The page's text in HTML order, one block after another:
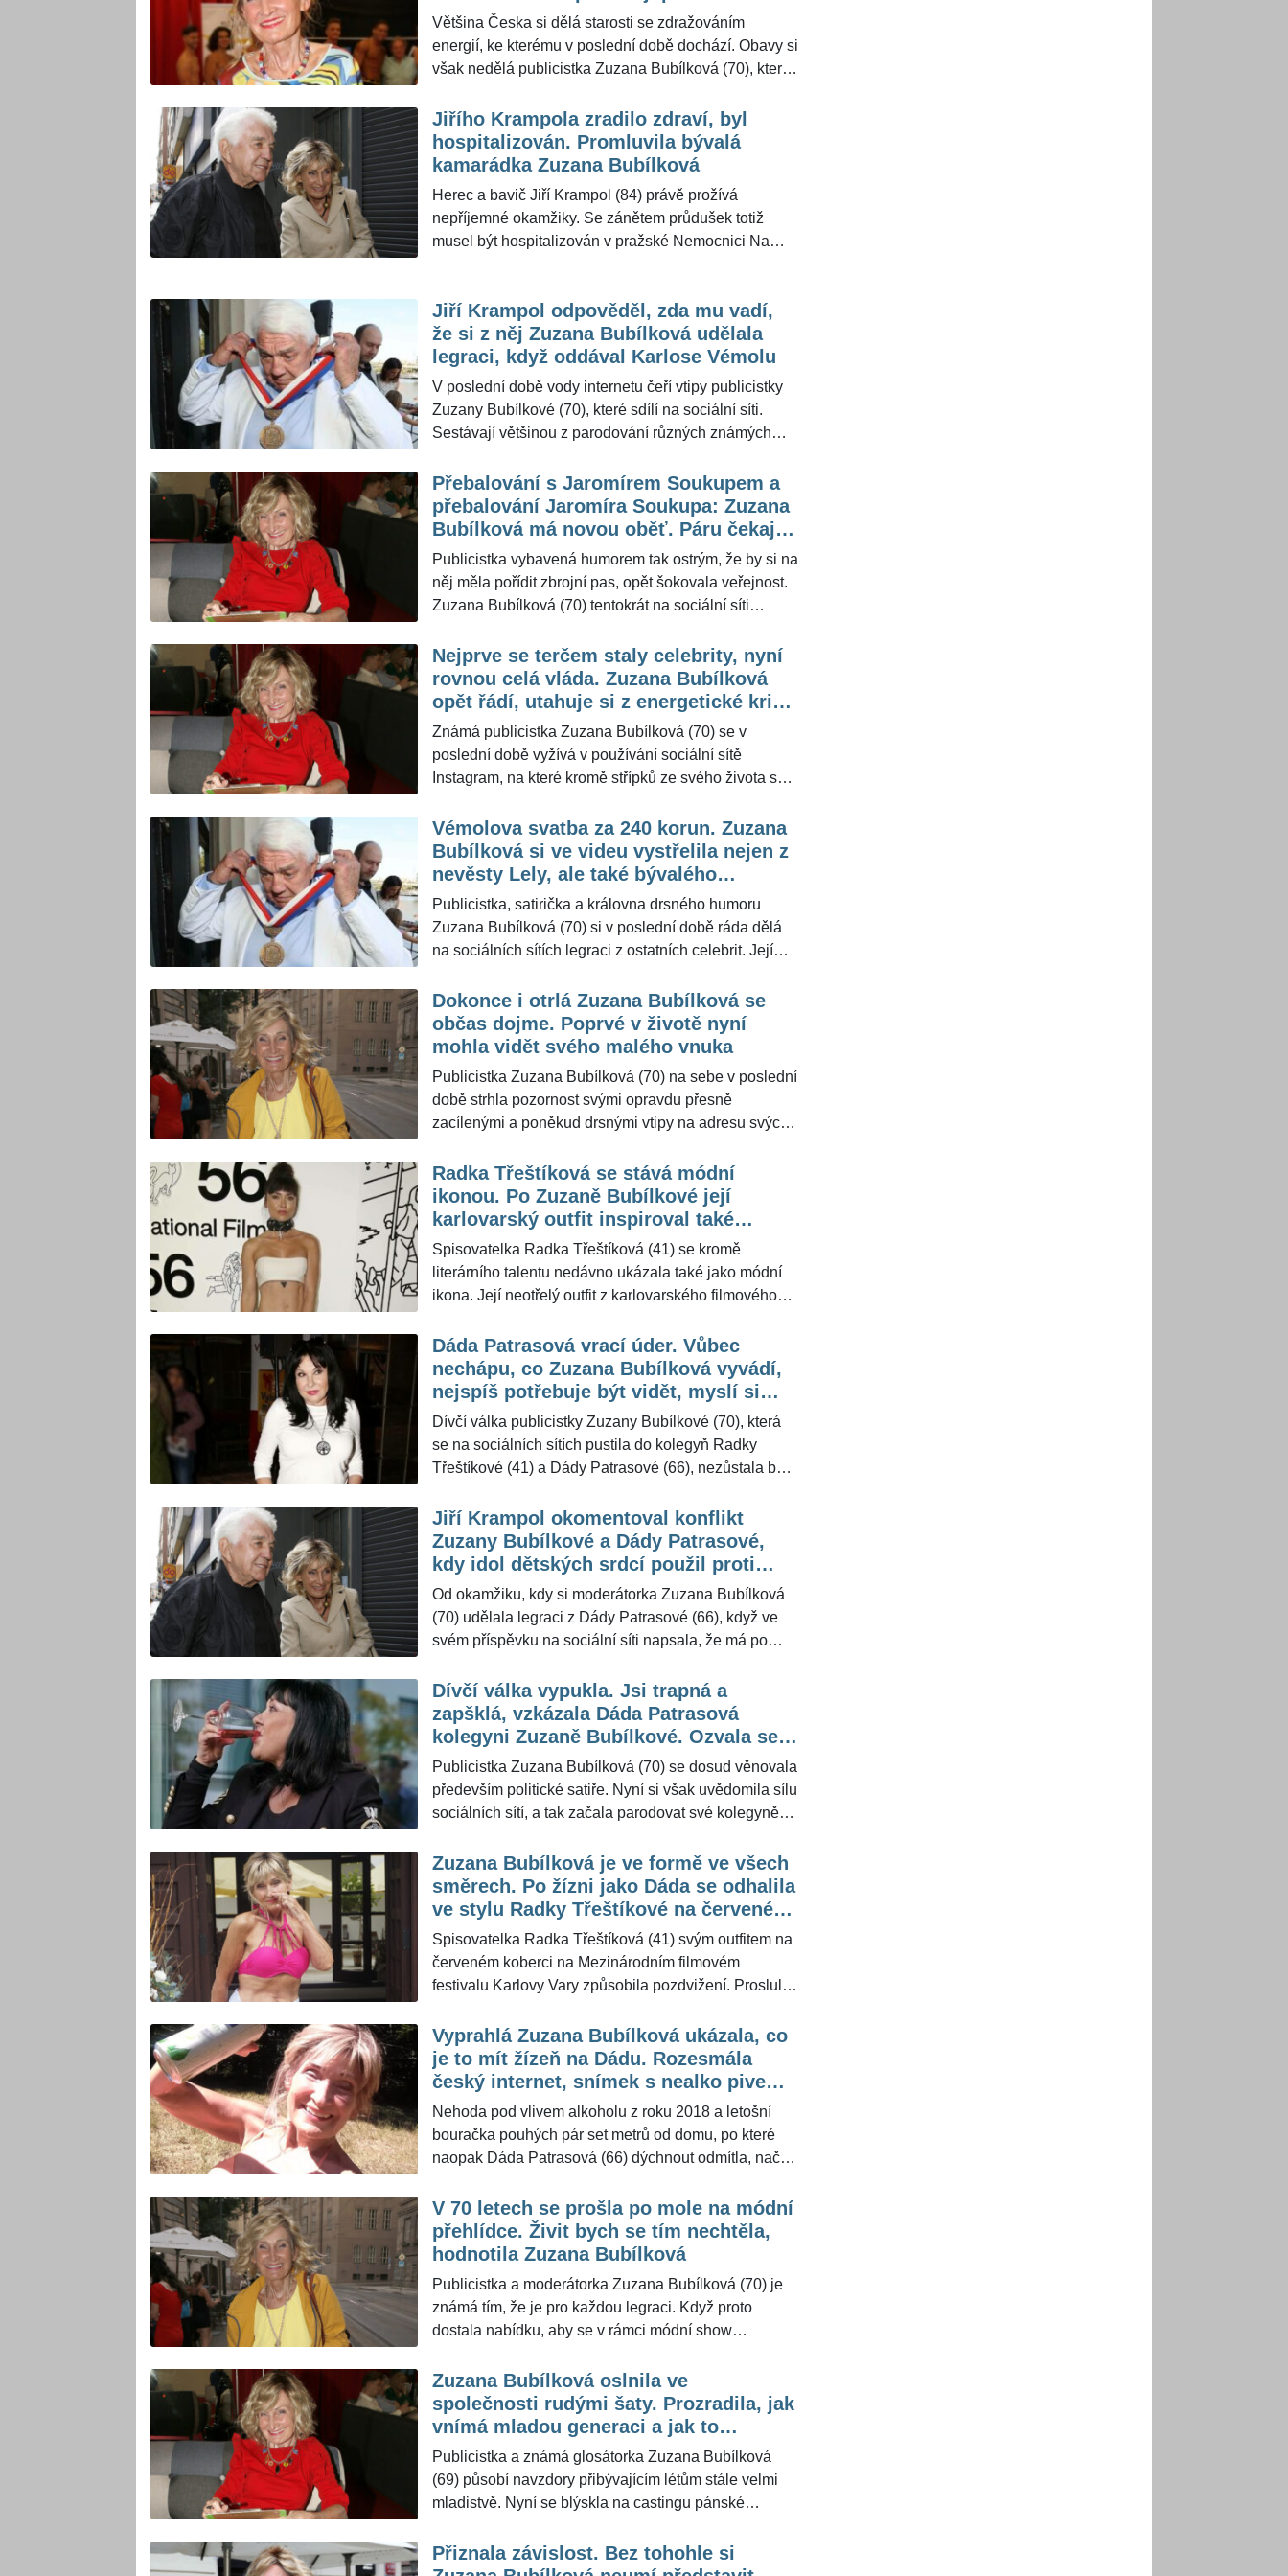
jednoduché opatření
Většina Česka si dělá starosti se zdražováním
energií, ke kterému v poslední době dochází. Obavy si
však nedělá publicistka Zuzana Bubílková (70), které
několik stokorun, nejspíš je to tím, že žiju sama,"
potvrdila pro ŽivotvČesku.cz.
Jiřího Krampola zradilo zdraví, byl
hospitalizován. Promluvila bývalá
kamarádka Zuzana Bubílková
Herec a bavič Jiří Krampol (84) právě prožívá
nepříjemné okamžiky. Se zánětem průdušek totiž
musel být hospitalizován v pražské Nemocnici Na
kolegyně Zuzana Bubílková (70).
Jiří Krampol odpověděl, zda mu vadí,
že si z něj Zuzana Bubílková udělala
legraci, když oddával Karlose Vémolu
V poslední době vody internetu čeří vtipy publicistky
Zuzany Bubílkové (70), které sdílí na sociální síti.
Sestávají většinou z parodování různých známých
zrovna nadšené. Jedním z těch, kdo se ocitli v jejích
skečích, je také její bývalý kolega Jiří Krampol (84).
Na rozdíl od řady jiných se však jejím vtipem dotčen
oddával Vémolu, a celý obřad parodovala, mi nijak
nevadí. Když je to legrace, tak moje ješitnost směřuje
úplně jiným směrem," uvedl pro ŽivotvČesku.cz.
Přebalování s Jaromírem Soukupem a
přebalování Jaromíra Soukupa: Zuzana
Bubílková má novou oběť. Páru čekající
miminko ve videu věnovala bizarní
gratulaci
Publicistka vybavená humorem tak ostrým, že by si na
něj měla pořídit zbrojní pas, opět šokovala veřejnost.
Zuzana Bubílková (70) tentokrát na sociální síti
modelce Agátě Hanychové (37) a jejímu partnerovi
Jaromíru Soukupovi (53). Blahopřání je to však velmi
svérázné. Již v minulosti se proti jejímu »řádění«
herečka Dáda Patrasová (66). "Vůbec jsem
nepochopila, co to Zuzana Bubílková vyvádí, co tím
vlastně zamýšlela," sdělila tehdy pro ŽivotvČesku.cz
Nejprve se terčem staly celebrity, nyní
rovnou celá vláda. Zuzana Bubílková
opět řádí, utahuje si z energetické krize.
Do každé rodiny jeden gay, vtipkuje
Známá publicistka Zuzana Bubílková (70) se v
poslední době vyžívá v používání sociální sítě
Instagram, na které kromě střípků ze svého života sdílí
známých osobností. Ty ji však, zdá se, již omrzely. Ve
svém posledním žertovném videu se totiž vysmívá
rovnou celé české vládě a jejímu řešení energetické
energetickou krizi řeší, tedy spíše neřeší," uvedla
Zuzana Bubílková pro ŽivotvČesku.cz.
Vémolova svatba za 240 korun. Zuzana
Bubílková si ve videu vystřelila nejen z
nevěsty Lely, ale také bývalého
kamaráda Jiřího Krampola
Publicistka, satirička a královna drsného humoru
Zuzana Bubílková (70) si v poslední době ráda dělá
na sociálních sítích legraci z ostatních celebrit. Její
kamarád Jiří Krampol (84), který ve čtvrtek oddal MMA
zápasníka Karlose Vémolu (37) a jeho snoubenku
Lelu Ceterovou (33), přestože k tomu nemá žádné
video, ve kterém svatební obřad paroduje v závoji za
Vémolu, tak mě to pobavilo," vysvětlila svou parodii s
Dokonce i otrlá Zuzana Bubílková se
občas dojme. Poprvé v životě nyní
mohla vidět svého malého vnuka
Publicistka Zuzana Bubílková (70) na sebe v poslední
době strhla pozornost svými opravdu přesně
zacílenými a poněkud drsnými vtipy na adresu svých
Třeštíkové (41), za které sklidila jak ovace, tak ostrou
kritiku. Dokonce i otrlá dáma s ostrým jazykem má
však svou slabinu, která ji rozněžní. Tou je její rodina,
jí zabránila, aby své blízké mohla navštívit, a tak
svého nejmladšího vnuka poznává až nyní, více než
rok po jeho narození. "Zatím si jen posíláme videa,"
před časem.
Radka Třeštíková se stává módní
ikonou. Po Zuzaně Bubílkové její
karlovarský outfit inspiroval také
kytaristu Josefa Vařeku
Spisovatelka Radka Třeštíková (41) se kromě
literárního talentu nedávno ukázala také jako módní
ikona. Její neotřelý outfit z karlovarského filmového
pohlaví. Po publicistce Zuzaně Bubílkové (70) se tak
po jejím vzoru oblékl také kytarista Josef Vařeka (29),
partner zpěvačky Martiny Pártlové (43). Zda bude
které se účastní také Dáda Patrasová (66), oběť
předchozího vtipu, zatím není zřejmé. "Vůbec to
nebylo myšleno nějak útočně na nikoho," uvedla pro
nekorektního humoru spustila.
Dáda Patrasová vrací úder. Vůbec
nechápu, co Zuzana Bubílková vyvádí,
nejspíš potřebuje být vidět, myslí si
herečka
Dívčí válka publicistky Zuzany Bubílkové (70), která
se na sociálních sítích pustila do kolegyň Radky
Třeštíkové (41) a Dády Patrasové (66), nezůstala bez
prozradila, jaký na ni celá kauza dělá dojem. "Vůbec
nevím, co si o tom mám myslet," uvedla.
Jiří Krampol okomentoval konflikt
Zuzany Bubílkové a Dády Patrasové,
kdy idol dětských srdcí použil proti
moderátorce slova jako trapná a
zapšklá
Od okamžiku, kdy si moderátorka Zuzana Bubílková
(70) udělala legraci z Dády Patrasové (66), když ve
svém příspěvku na sociální síti napsala, že má po
internetová »válka«. Hvězda dětských pořadů si
nenechala nic líbit a Zuzanu Bubílkovou označila jako
trapnou a zapšklou. K jejich sporu se pro
dámy velice dobře zná. S komičkou ještě nedávno
úzce spolupracoval a manželku Felixe Slováčka (79)
poznal v době, kdy ani nebyla plnoletá, a přátelí se
Dívčí válka vypukla. Jsi trapná a
zapšklá, vzkázala Dáda Patrasová
kolegyni Zuzaně Bubílkové. Ozvala se
také dotčená Radka Třeštíková
Publicistka Zuzana Bubílková (70) se dosud věnovala
především politické satiře. Nyní si však uvědomila sílu
sociálních sítí, a tak začala parodovat své kolegyně
stala spisovatelka Radka Třeštíková (41). Obě dámy
si to nicméně nenechaly líbit a v komentářích pod
žertovnými fotografiemi se do Zuzany Bubílkové
distancuje. "Vůbec to nebylo myšleno nějak útočně
na nikoho," uvedla pro ŽivotvČesku.cz.
Zuzana Bubílková je ve formě ve všech
směrech. Po žízni jako Dáda se odhalila
ve stylu Radky Třeštíkové na červeném
koberci
Spisovatelka Radka Třeštíková (41) svým outfitem na
červeném koberci na Mezinárodním filmovém
festivalu Karlovy Vary způsobila pozdvižení. Proslulá
pobavila Čechy hláškou o žízni jako Dáda, si vzala na
paškál i ji. Na zámku Třešť se objevila v outfitu jako
přes kopírák, a dokonce i s totožným tetováním.
na obočí. Nešlo to pak smýt, ještě teď ho tam mám,"
řekla Zuzana Bubílková.
Vyprahlá Zuzana Bubílková ukázala, co
je to mít žízeň na Dádu. Rozesmála
český internet, snímek s nealko pivem
v ruce rozhodil i Patrasovou
Nehoda pod vlivem alkoholu z roku 2018 a letošní
bouračka pouhých pár set metrů od domu, po které
naopak Dáda Patrasová (66) dýchnout odmítla, načež
vynesly královně dětských srdcí speciální ocenění.
Její jméno totiž zlidovělo a stalo se součástí
žertovného úsloví. Použila ho i moderátorka Zuzana
žízeň jako Dáda," popsala svou fotografii na sociální
síti, na které se zvěčnila po běhu a s nealko pivem v
ruce. Zároveň svůj počin pro ŽivotvČesku.cz
sama herečka.
V 70 letech se prošla po mole na módní
přehlídce. Živit bych se tím nechtěla,
hodnotila Zuzana Bubílková
Publicistka a moderátorka Zuzana Bubílková (70) je
známá tím, že je pro každou legraci. Když proto
dostala nabídku, aby se v rámci módní show
navzdory tomu, že už je dáma v letech, souhlasila.
"Byla to legrace, překvapilo mě, že nejhorší na tom
byly ty vysoké boty. Ale živit bych se tím nechtěla,"
Zuzana Bubílková oslnila ve
společnosti rudými šaty. Prozradila, jak
vnímá mladou generaci a jak to
momentálně má s muži
Publicistka a známá glosátorka Zuzana Bubílková
(69) působí navzdory přibývajícím létům stále velmi
mladistvě. Nyní se blýskla na castingu pánské
šatech a ukázala, že stárnout se dá elegantně a
šarmantně. Pro ŽivotvČesku.cz prozradila, jak se jí
Přiznala závislost. Bez tohohle si